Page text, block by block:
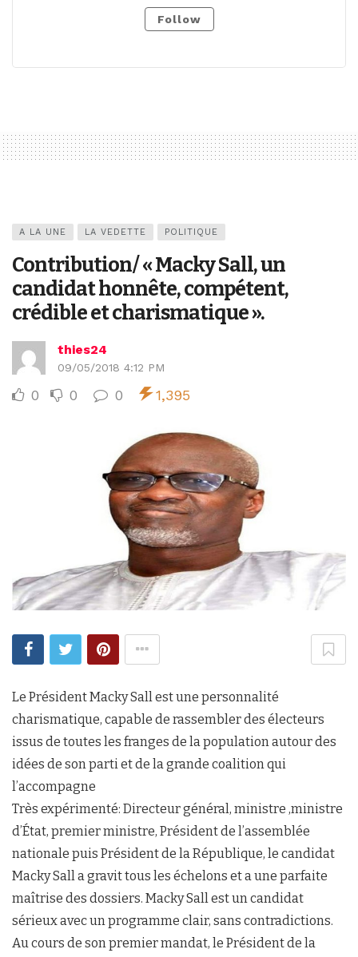
Follow
A LA UNE LA VEDETTE POLITIQUE
Contribution/ « Macky Sall, un
candidat honnête, compétent,
crédible et charismatique ».
thies24
09/05/2018 4:12 PM
0 0 0 1,395
Le Président Macky Sall est une personnalité
charismatique, capable de rassembler des électeurs
issus de toutes les franges de la population autour des
idées de son parti et de la grande coalition qui
l’accompagne
Très expérimenté: Directeur général, ministre ,ministre
d’État, premier ministre, Président de l’assemblée
nationale puis Président de la République, le candidat
Macky Sall a gravit tous les échelons et a une parfaite
maîtrise des dossiers. Macky Sall est un candidat
sérieux avec un programme clair, sans contradictions.
Au cours de son premier mandat, le Président de la